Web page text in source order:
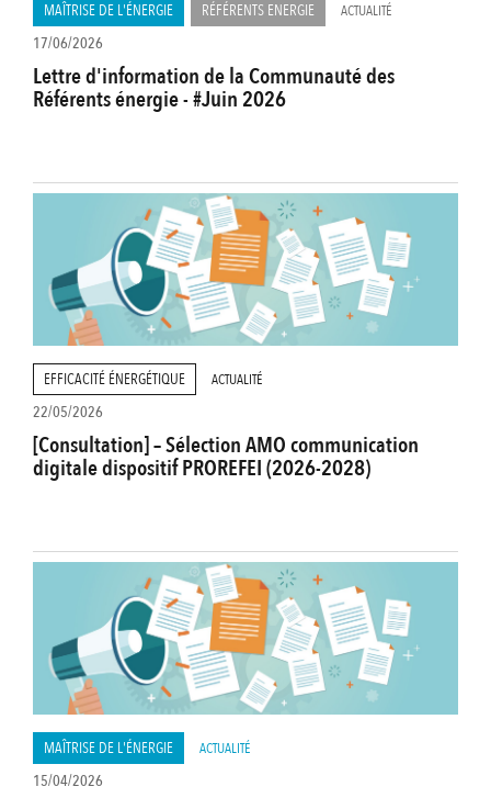
MAÎTRISE DE L'ÉNERGIE RÉFÉRENTS ENERGIE ACTUALITÉ
17/06/2026
Lettre d'information de la Communauté des
Référents énergie - #Juin 2026
EFFICACITÉ ÉNERGÉTIQUE ACTUALITÉ
22/05/2026
[Consultation] – Sélection AMO communication
digitale dispositif PROREFEI (2026-2028)
MAÎTRISE DE L'ÉNERGIE ACTUALITÉ
15/04/2026